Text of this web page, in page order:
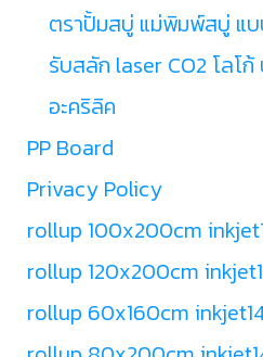
ตราปั้มสบู่ แม่พิมพ์สบู่ แ
รับสลัก laser CO2 โลโ
อะคริลิค
PP Board
Privacy Policy
rollup 100x200cm
rollup 120x200cm
rollup 60x160cm